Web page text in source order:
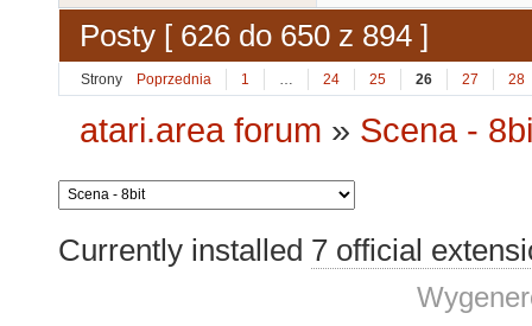
Posty [ 626 do 650 z 894 ]
Strony Poprzednia 1 24 25 26 27 28
atari.area forum » Scena -
Currently installed 7 official